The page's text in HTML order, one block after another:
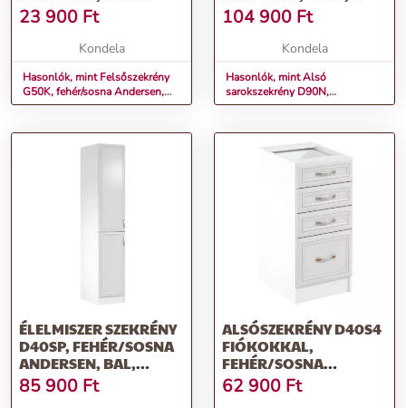
23 900 Ft
Kondela
Hasonlók, mint Felsőszekrény
G50K, fehér/sosna Andersen,
SICILIA
SICILIA
104 900 Ft
Kondela
Hasonlók, mint Alsó
sarokszekrény D90N,
fehér/sosna Andersen, jobb,
ÉLELMISZER SZEKRÉNY
D40SP, FEHÉR/SOSNA
ANDERSEN, BAL,
SICILIA
85 900 Ft
ALSÓSZEKRÉNY D40S4
FIÓKOKKAL,
FEHÉR/SOSNA
ANDERSEN, SICILIA
62 900 Ft